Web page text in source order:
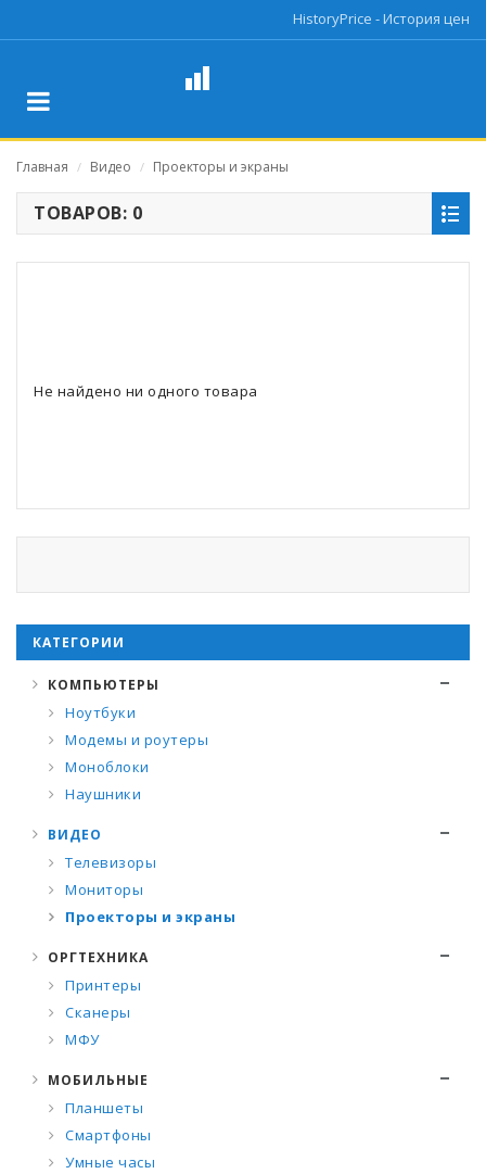
HistoryPrice - История цен
Главная / Видео / Проекторы и экраны
ТОВАРОВ: 0
Не найдено ни одного товара
КАТЕГОРИИ
КОМПЬЮТЕРЫ
Ноутбуки
Модемы и роутеры
Моноблоки
Наушники
ВИДЕО
Телевизоры
Мониторы
Проекторы и экраны
ОРГТЕХНИКА
Принтеры
Сканеры
МФУ
МОБИЛЬНЫЕ
Планшеты
Смартфоны
Умные часы